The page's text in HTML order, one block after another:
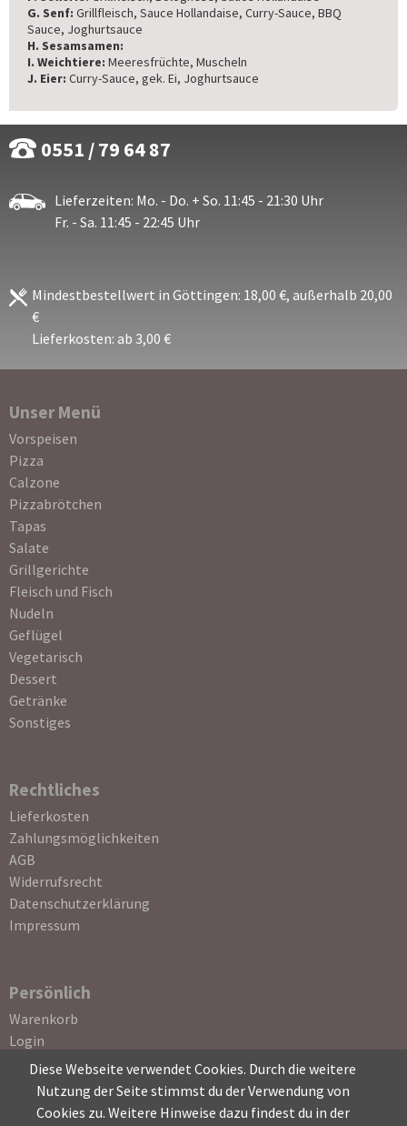
G. Senf: Grillfleisch, Sauce Hollandaise, Curry-Sauce, BBQ
Sauce, Joghurtsauce
H. Sesamsamen:
I. Weichtiere: Meeresfrüchte, Muscheln
J. Eier: Curry-Sauce, gek. Ei, Joghurtsauce
0551 / 79 64 87
Lieferzeiten: Mo. - Do. + So. 11:45 - 21:30 Uhr
Fr. - Sa. 11:45 - 22:45 Uhr
Mindestbestellwert in Göttingen: 18,00 €, außerhalb 20,00
€
Lieferkosten: ab 3,00 €
Unser Menü
Navigation
überspringen
Vorspeisen
Pizza
Calzone
Pizzabrötchen
Tapas
Salate
Grillgerichte
Fleisch und Fisch
Nudeln
Geflügel
Vegetarisch
Dessert
Getränke
Sonstiges
Rechtliches
Navigation
überspringen
Lieferkosten
Zahlungsmöglichkeiten
AGB
Widerrufsrecht
Datenschutzerklärung
Impressum
Persönlich
Navigation
überspringen
Warenkorb
Login
Registrierung
Passwort vergessen
Diese Webseite verwendet Cookies. Durch die weitere
Nutzung der Seite stimmst du der Verwendung von
Cookies zu. Weitere Hinweise dazu findest du in der